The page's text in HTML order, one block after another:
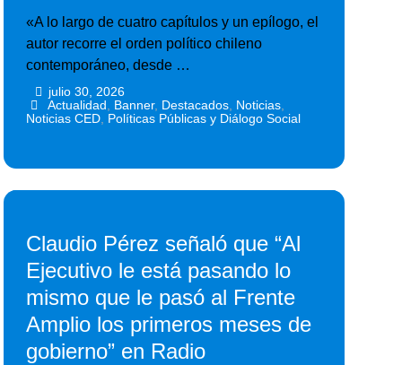
«A lo largo de cuatro capítulos y un epílogo, el
autor recorre el orden político chileno
contemporáneo, desde …
julio 30, 2026
Actualidad Banner, Destacados, Noticias,
Noticias CED Políticas Públicas y Diálogo Social
Claudio Pérez señaló que “Al
Ejecutivo le está pasando lo
mismo que le pasó al Frente
Amplio los primeros meses de
gobierno” en Radio